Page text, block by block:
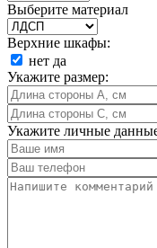
Выберите материал
Верхние шкафы:
нет да
Укажите размер:
Укажите личные